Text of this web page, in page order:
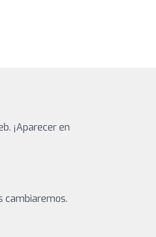
¡Aparecer en
cambiaremos.